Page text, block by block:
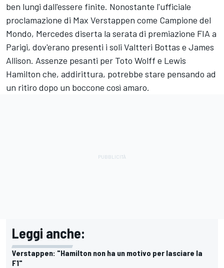
ben lungi dall'essere finite. Nonostante l'ufficiale
proclamazione di Max Verstappen come Campione del
Mondo, Mercedes diserta la serata di premiazione FIA a
Parigi, dov'erano presenti i soli Valtteri Bottas e James
Allison. Assenze pesanti per Toto Wolff e Lewis
Hamilton che, addirittura, potrebbe stare pensando ad
un ritiro dopo un boccone così amaro.
Leggi anche:
Verstappen: "Hamilton non ha un motivo per lasciare la
F1"